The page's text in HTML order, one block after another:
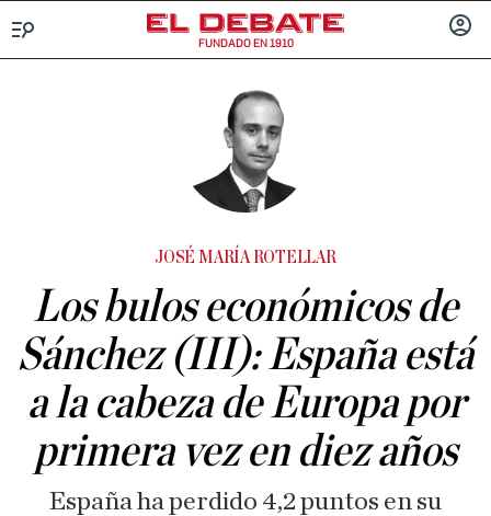
FUNDADO EN 1910
JOSÉ MARÍA ROTELLAR
Los bulos económicos de
Sánchez (III): España está
a la cabeza de Europa por
primera vez en diez años
España ha perdido 4,2 puntos en su